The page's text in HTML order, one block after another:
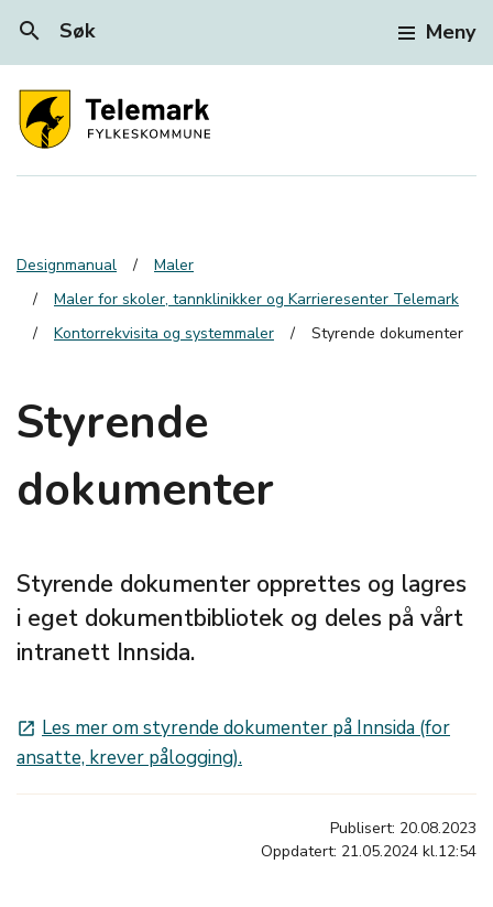
search Søk Meny
Designmanual
Maler
Maler for skoler, tannklinikker og Karrieresenter Telemark
Kontorrekvisita og systemmaler
Styrende dokumenter
Styrende
dokumenter
Styrende dokumenter opprettes og lagres
i eget dokumentbibliotek og deles på vårt
intranett Innsida.
launch Les mer om styrende dokumenter på Innsida (for
ansatte, krever pålogging).
Publisert: 20.08.2023
Oppdatert: 21.05.2024 kl.12:54